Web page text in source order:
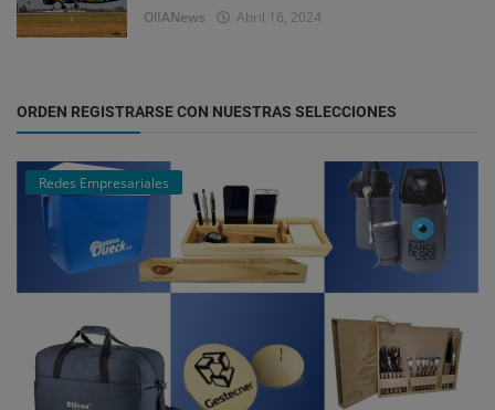
OlIANews Abril 16, 2024
ORDEN REGISTRARSE CON NUESTRAS SELECCIONES
Redes Empresariales